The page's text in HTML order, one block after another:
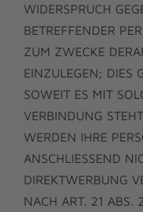
WIDERSPRUCH
BETREFFENDER
ZUM ZWECKE
EINZULEGEN; DIES
SOWEIT ES MIT
VERBINDUNG
WERDEN IHRE
ANSCHLIESSEND
DIREKTWERBUNG
NACH ART. 21 ABS.